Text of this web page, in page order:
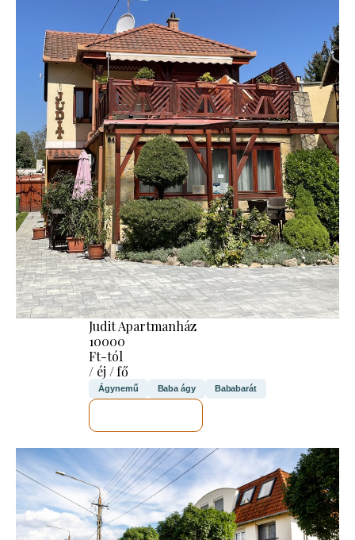
Judit Apartmanház
10000
Ft-tól
/ éj / fő
Ágynemű Baba ágy Bababarát